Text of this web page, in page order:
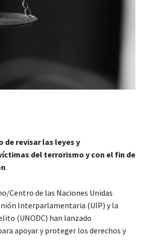
de revisar las leyes y
del terrorismo y con el fin de
.
Centro de las Naciones Unidas
Interparlamentaria (UIP) y la
(UNODC) han lanzado
apoyar y proteger los derechos y